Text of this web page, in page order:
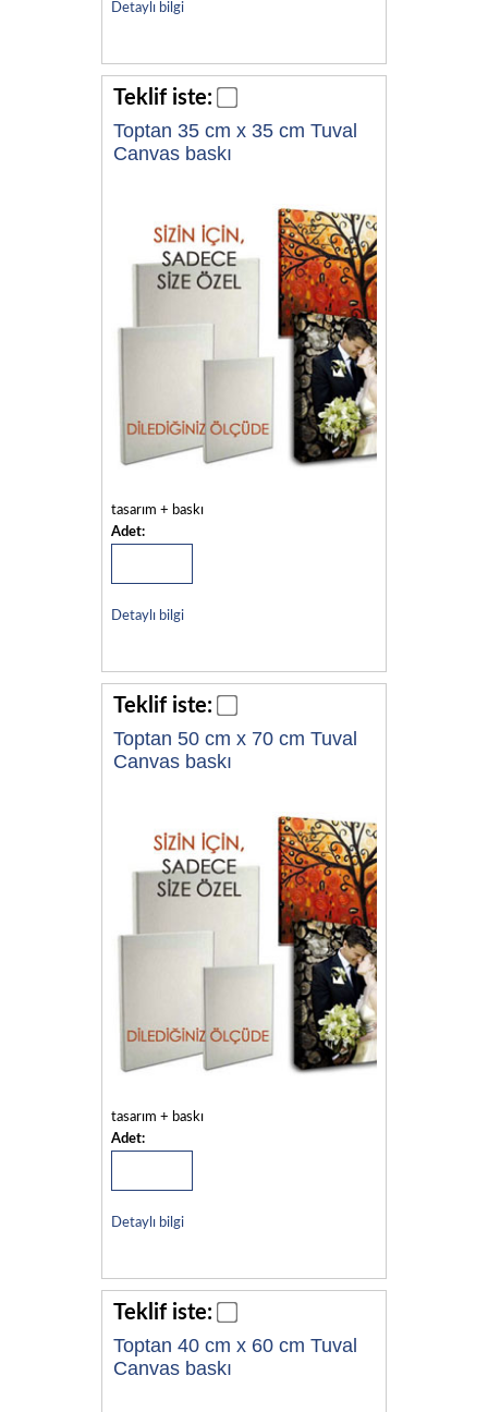
Detaylı bilgi
Teklif iste:
Toptan 35 cm x 35 cm Tuval
Canvas baskı
tasarım + baskı
Adet:
Detaylı bilgi
Teklif iste:
Toptan 50 cm x 70 cm Tuval
Canvas baskı
tasarım + baskı
Adet:
Detaylı bilgi
Teklif iste:
Toptan 40 cm x 60 cm Tuval
Canvas baskı